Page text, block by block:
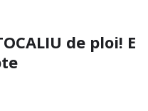
de ploi! E